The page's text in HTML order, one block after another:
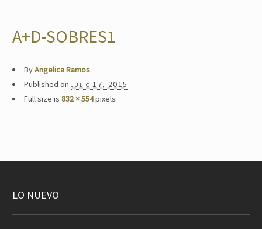
A+D-SOBRES1
ByAngelica Ramos
Published on julio 17, 2015
Full size is 832 × 554pixels
LO NUEVO